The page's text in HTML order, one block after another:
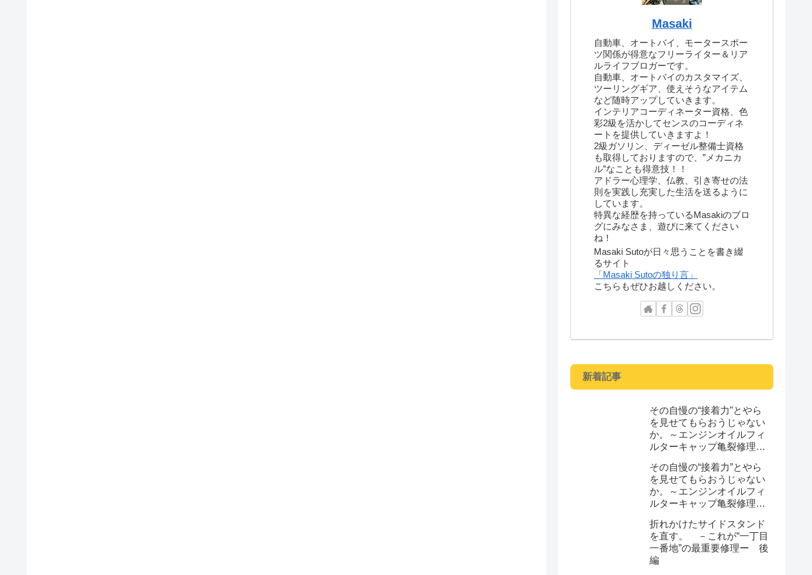
Masaki
自動車、オートバイ、モータースポー
ツ関係が得意なフリーライター＆リア
ルライフブロガーです。
自動車、オートバイのカスタマイズ、
ツーリングギア、使えそうなアイテム
など随時アップしていきます。
インテリアコーディネーター資格、色
彩2級を活かしてセンスのコーディネ
ートを提供していきますよ！
2級ガソリン、ディーゼル整備士資格
も取得しておりますので、”メカニカ
ル”なことも得意技！！
アドラー心理学、仏教、引き寄せの法
則を実践し充実した生活を送るように
しています。
特異な経歴を持っているMasakiのブロ
グにみなさま、遊びに来てください
ね！
Masaki Sutoが日々思うことを書き綴
るサイト
「Masaki Sutoの独り言」
こちらもぜひお越しください。
新着記事
その自慢の“接着力”とやら
を見せてもらおうじゃない
か。～エンジンオイルフィ
ルターキャップ亀裂修理
その自慢の“接着力”とやら
を見せてもらおうじゃない
か。～エンジンオイルフィ
ルターキャップ亀裂修理
折れかけたサイドスタンド
を直す。 －これが“一丁目
一番地”の最重要修理ー 後
編